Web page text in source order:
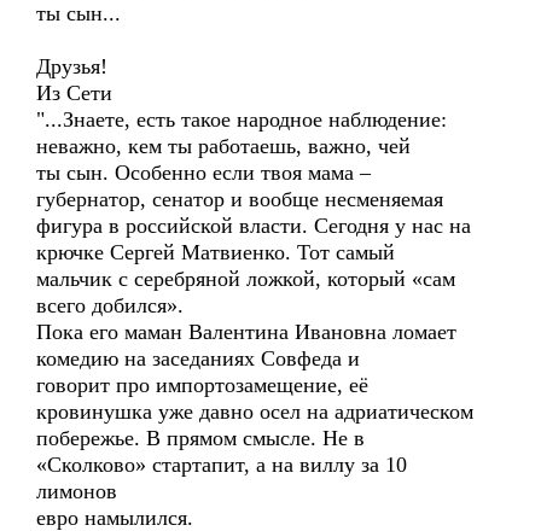
ты сын...
Друзья!
Из Сети
"...Знаете, есть такое народное наблюдение:
неважно, кем ты работаешь, важно, чей
ты сын. Особенно если твоя мама –
губернатор, сенатор и вообще несменяемая
фигура в российской власти. Сегодня у нас на
крючке Сергей Матвиенко. Тот самый
мальчик с серебряной ложкой, который «сам
всего добился».
Пока его маман Валентина Ивановна ломает
комедию на заседаниях Совфеда и
говорит про импортозамещение, её
кровинушка уже давно осел на адриатическом
побережье. В прямом смысле. Не в
«Сколково» стартапит, а на виллу за 10
лимонов
евро намылился.